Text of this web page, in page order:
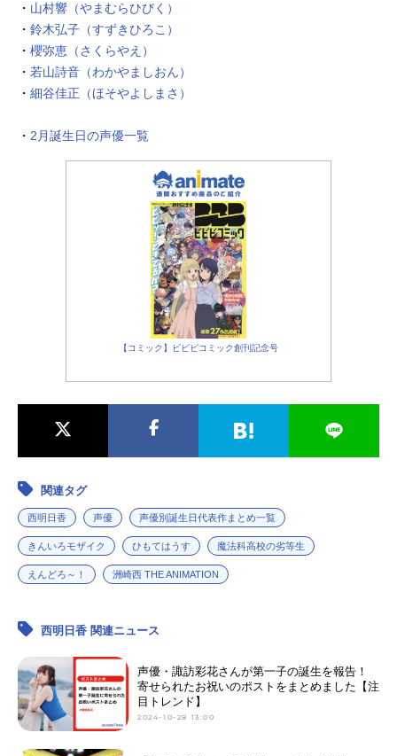
・ 山村響（やまむらひびく）
・ 鈴木弘子（すずきひろこ）
・ 櫻弥恵（さくらやえ）
・ 若山詩音（わかやましおん）
・ 細谷佳正（ほそやよしまさ）
・ 2月誕生日の声優一覧
【コミック】ビビビコミック創刊記念号
関連タグ
西明日香 声優 声優別誕生日代表作まとめ一覧
きんいろモザイク ひもてはうす 魔法科高校の劣等生
えんどろ～！ 洲崎西 THE ANIMATION
西明日香 関連ニュース
声優・諏訪彩花さんが第一子の誕生を報告！
寄せられたお祝いのポストをまとめました【注
目トレンド】
2024-10-28 13:00